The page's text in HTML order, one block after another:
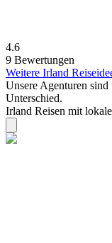
4.6
9 Bewertungen
Weitere Irland
Unsere Agenturen sind
Unterschied.
Irland Reisen mit